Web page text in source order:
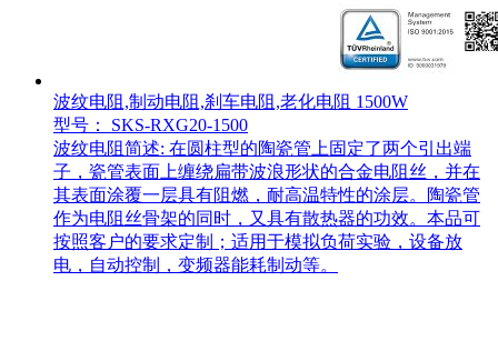
波纹电阻,制动电阻,刹车电阻,老化电阻 1500W
型号： SKS-RXG20-1500
波纹电阻简述: 在圆柱型的陶瓷管上固定了两个引出端
子，瓷管表面上缠绕扁带波浪形状的合金电阻丝，并在
其表面涂覆一层具有阻燃，耐高温特性的涂层。陶瓷管
作为电阻丝骨架的同时，又具有散热器的功效。本品可
按照客户的要求定制；适用于模拟负荷实验，设备放
电，自动控制，变频器能耗制动等。